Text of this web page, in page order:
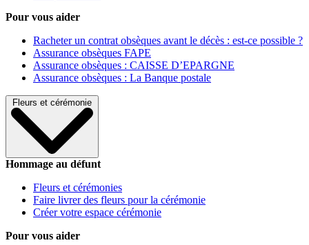
Pour vous aider
Racheter un contrat obsèques avant le décès : est-ce possible ?
Assurance obsèques FAPE
Assurance obsèques : CAISSE D’EPARGNE
Assurance obsèques : La Banque postale
Fleurs et cérémonie
Hommage au défunt
Fleurs et cérémonies
Faire livrer des fleurs pour la cérémonie
Créer votre espace cérémonie
Pour vous aider